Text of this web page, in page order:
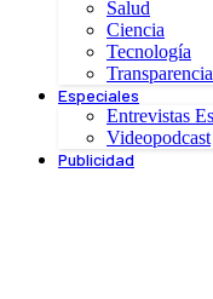
Salud
Ciencia
Tecnología
Transparencia
Especiales
Entrevistas
Videopodcast
Publicidad